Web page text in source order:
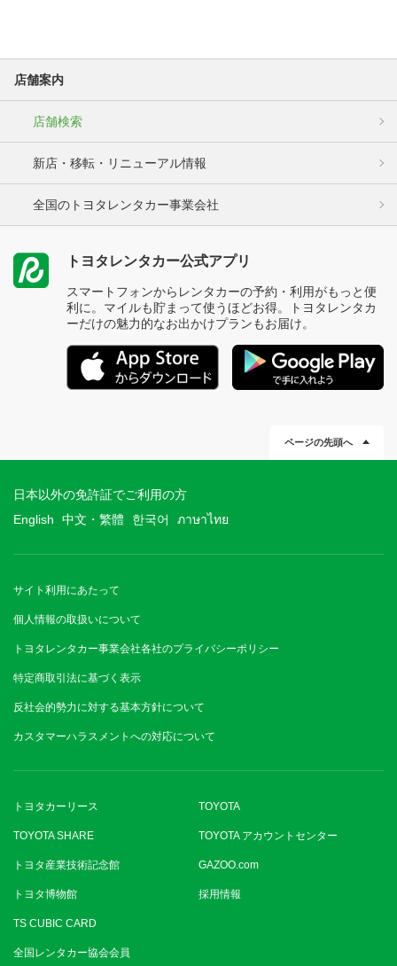
店舗案内
店舗検索
新店・移転・リニューアル情報
全国のトヨタレンタカー事業会社
トヨタレンタカー公式アプリ
スマートフォンからレンタカーの予約・利用がもっと便
利に。マイルも貯まって使うほどお得。トヨタレンタカ
ーだけの魅力的なお出かけプランもお届け。
ページの先頭へ
日本以外の免許証でご利用の方
English
中文・繁體 한국어 ภาษาไทย
サイト利用にあたって
個人情報の取扱いについて
トヨタレンタカー事業会社各社のプライバシーポリシー
特定商取引法に基づく表示
反社会的勢力に対する基本方針について
カスタマーハラスメントへの対応について
トヨタカーリース TOYOTA
TOYOTA SHARE TOYOTA アカウントセンター
トヨタ産業技術記念館 GAZOO.com
トヨタ博物館 採用情報
TS CUBIC CARD
全国レンタカー協会会員